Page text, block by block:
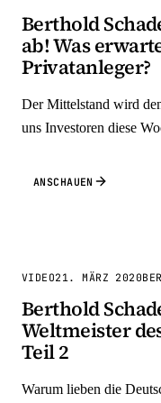
Berthold
ab! Was
Privatanleger?
Der Mittelstand wird
uns Investoren diese
ANSCHAUEN
VIDEO21. MÄRZ 2020
Berthold
Weltmeister
Teil 2
Warum lieben die